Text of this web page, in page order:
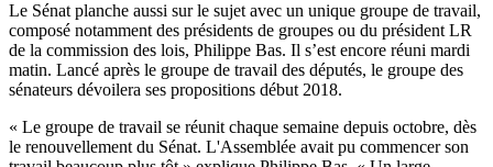
Le Sénat planche aussi sur le sujet avec un unique groupe de travail,
composé notamment des présidents de groupes ou du président LR
de la commission des lois, Philippe Bas. Il s’est encore réuni mardi
matin. Lancé après le groupe de travail des députés, le groupe des
sénateurs dévoilera ses propositions début 2018.
« Le groupe de travail se réunit chaque semaine depuis octobre, dès
le renouvellement du Sénat. L'Assemblée avait pu commencer son